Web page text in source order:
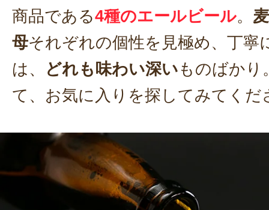
商品である4種のエールビール。
母それぞれの個性を見極め、丁寧
は、
どれも味わい深い ものばかり
て、お気に入りを探してみてくだ